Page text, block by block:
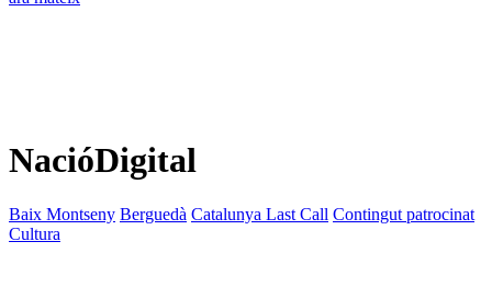
NacióDigital
Baix Montseny Berguedà Catalunya Last Call Contingut patrocinat
Cultura